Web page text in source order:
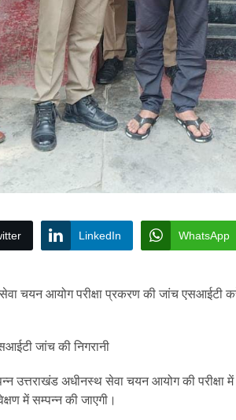
LinkedIn WhatsApp
चयन आयोग परीक्षा प्रकरण की जांच एसआईटी
जांच की निगरानी
उत्तराखंड अधीनस्थ सेवा चयन आयोग की
में सम्पन्न की जाएगी।